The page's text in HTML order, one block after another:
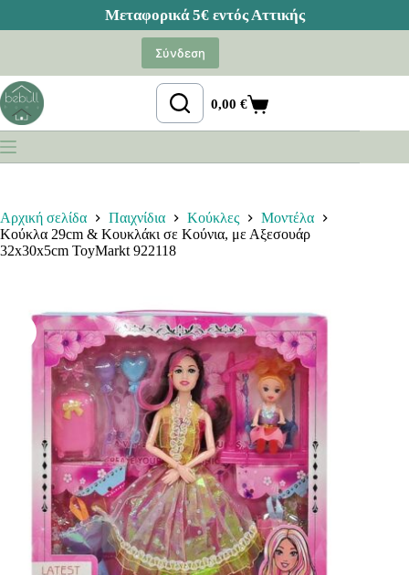
Σύνδεση
Καλάθι
Αγορών
0,00€
Αρχική σελίδα Παιχνίδια Κούκλες
Μοντέλα
Κούκλα 29cm & Κουκλάκι σε Κούνια, με Αξεσουάρ
32x30x5cm ToyMarkt 922118